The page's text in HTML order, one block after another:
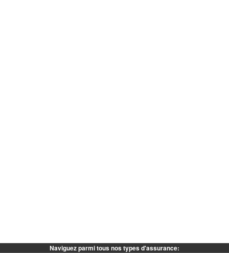
Naviguez parmi tous nos types d'assurance: